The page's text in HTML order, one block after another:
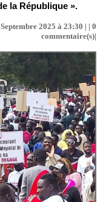
la République ».
2025 à 23:30 | | 0
commentaire(s)|